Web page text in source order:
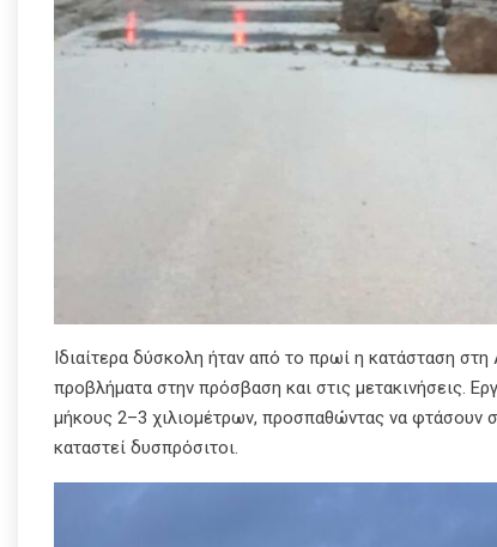
Ιδιαίτερα δύσκολη ήταν από το πρωί η κατάσταση
προβλήματα στην πρόσβαση και στις μετακινήσεις.
μήκους 2–3 χιλιομέτρων, προσπαθώντας να φτάσουν
καταστεί δυσπρόσιτοι.